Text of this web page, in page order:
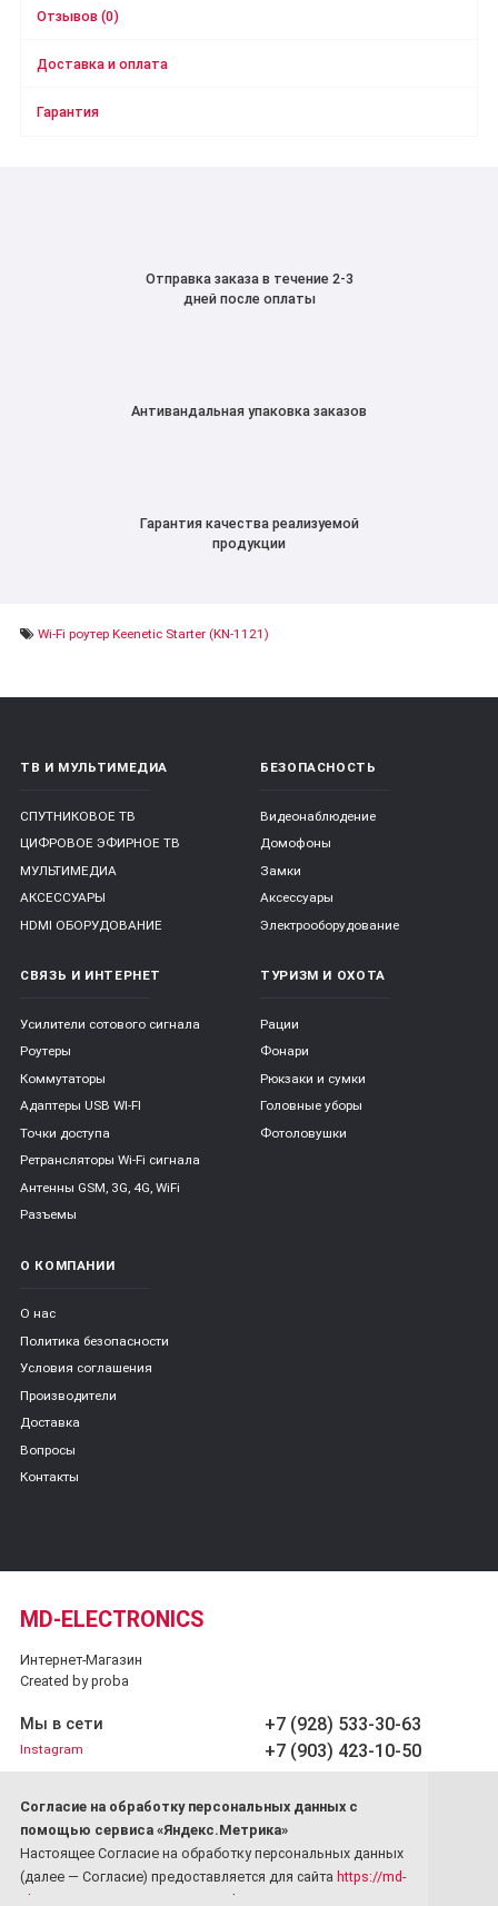
Отзывов (0)
Доставка и оплата
Гарантия
Отправка заказа в течение 2-3
дней после оплаты
Антивандальная упаковка заказов
Гарантия качества реализуемой
продукции
Wi-Fi роутер Keenetic Starter (KN-1121)
Cогласие на обработку персональных данных с
помощью сервиса «Яндекс.Метрика»
Настоящее Согласие на обработку персональных данных
(далее — Согласие) предоставляется для сайта https://md-
electronics.ru/
в соответствии с Федеральным законом от
ТВ И МУЛЬТИМЕДИА
СПУТНИКОВОЕ ТВ
ЦИФРОВОЕ ЭФИРНОЕ ТВ
МУЛЬТИМЕДИА
АКСЕССУАРЫ
HDMI ОБОРУДОВАНИЕ
БЕЗОПАСНОСТЬ
Видеонаблюдение
Домофоны
Замки
Аксессуары
Электрооборудование
СВЯЗЬ И ИНТЕРНЕТ
Усилители сотового сигнала
Роутеры
Коммутаторы
Адаптеры USB WI-FI
Точки доступа
Ретрансляторы Wi-Fi сигнала
Антенны GSM, 3G, 4G, WiFi
Разъемы
ТУРИЗМ И ОХОТА
Рации
Фонари
Рюкзаки и сумки
Головные уборы
Фотоловушки
О КОМПАНИИ
О нас
Политика безопасности
Условия соглашения
Производители
Доставка
Вопросы
Контакты
MD-ELECTRONICS
Интернет-Магазин
Created by proba
+7 (928) 533-30-63
+7 (903) 423-10-50
Мы в сети
Instagram
Принимаем платежи